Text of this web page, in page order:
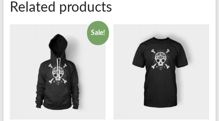
Related products
Sale!